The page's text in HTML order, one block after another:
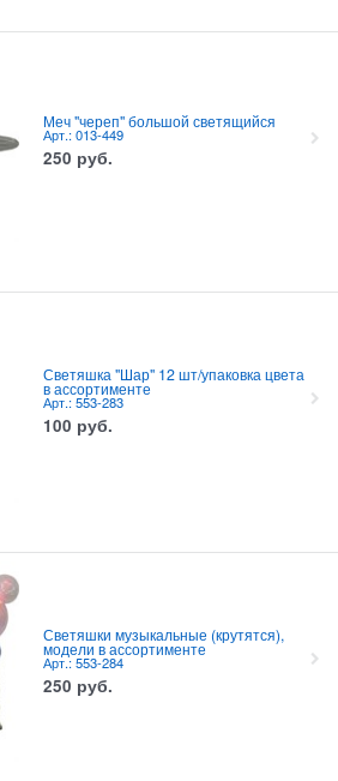
Меч "череп" большой светящийся
Арт.: 013-449
250 руб.
Светяшка "Шар" 12 шт/упаковка цвета
в ассортименте
Арт.: 553-283
100 руб.
Светяшки музыкальные (крутятся),
модели в ассортименте
Арт.: 553-284
250 руб.